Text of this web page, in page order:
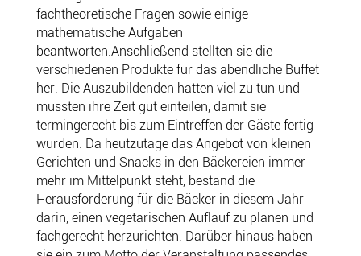
fachtheoretische Fragen sowie einige
mathematische Aufgaben
beantworten.Anschließend stellten sie die
verschiedenen Produkte für das abendliche Buffet
her. Die Auszubildenden hatten viel zu tun und
mussten ihre Zeit gut einteilen, damit sie
termingerecht bis zum Eintreffen der Gäste fertig
wurden. Da heutzutage das Angebot von kleinen
Gerichten und Snacks in den Bäckereien immer
mehr im Mittelpunkt steht, bestand die
Herausforderung für die Bäcker in diesem Jahr
darin, einen vegetarischen Auflauf zu planen und
fachgerecht herzurichten. Darüber hinaus haben